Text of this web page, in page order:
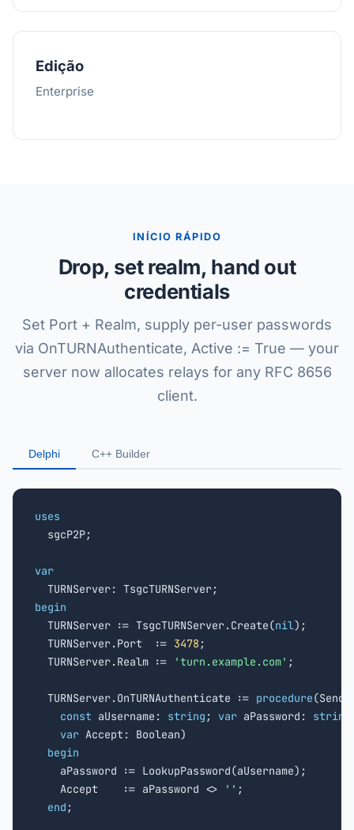
Edição
Enterprise
INÍCIO RÁPIDO
Drop, set realm, hand out
credentials
Set Port + Realm, supply per-user passwords
via OnTURNAuthenticate, Active := True — your
server now allocates relays for any RFC 8656
client.
Delphi C++ Builder
uses
sgcP2P;
var
begin
TURNServer := TsgcTURNServer.Create(nil);
  TURNServer.Port  :=
3478 ;
  TURNServer.Realm :=
'turn.example.com' ;
  TURNServer.OnTURNAuthenticate :=
procedure
const aUsername: string ; var aPassword: string
var Accept: Boolean)
begin
    aPassword := LookupPassword(aUsername);
    Accept    := aPassword <>
'' ;
end ;